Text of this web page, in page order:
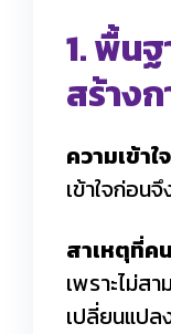
1. พื้น
สร้าง
ความเข้า
เข้าใจก่อน
สาเหตุที่ค
เพราะไม่ส
เปลี่ยนแปล